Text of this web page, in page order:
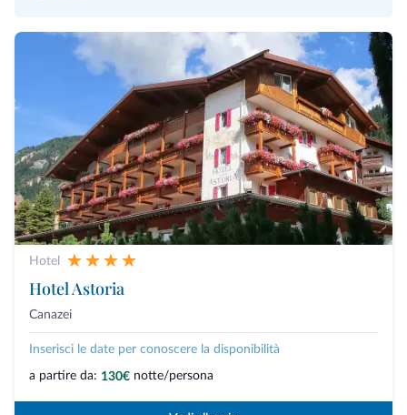
Hotel
Hotel Astoria
Canazei
Inserisci le date per conoscere la disponibilità
a partire da: 130€ notte/persona